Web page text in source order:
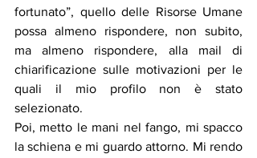
fortunato”, quello delle Risorse Umane
possa almeno rispondere, non subito,
ma almeno rispondere, alla mail di
chiarificazione sulle motivazioni per le
quali il mio profilo non è stato
selezionato.
Poi, metto le mani nel fango, mi spacco
la schiena e mi guardo attorno. Mi rendo